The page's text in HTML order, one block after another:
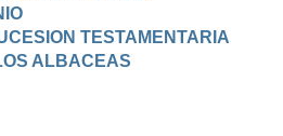
TESTAMENTARIA
ALBACEAS